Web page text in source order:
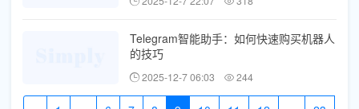
Telegram智能助手：如何快速购买机器人
的技巧
2025-12-7 06:03 244